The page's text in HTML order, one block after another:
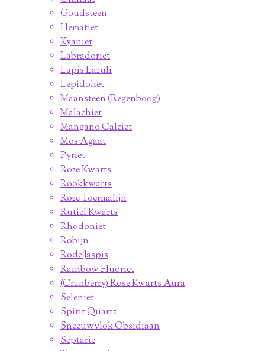
Goudsteen
Hematiet
Kyaniet
Labradoriet
Lapis Lazuli
Lepidoliet
Maansteen (Regenboog)
Malachiet
Mangano Calciet
Mos Agaat
Pyriet
Roze Kwarts
Rookkwarts
Roze Toermalijn
Rutiel Kwarts
Rhodoniet
Robijn
Rode Jaspis
Rainbow Fluoriet
(Cranberry) Rose Kwarts Aura
Seleniet
Spirit Quartz
Sneeuwvlok Obsidiaan
Septarie